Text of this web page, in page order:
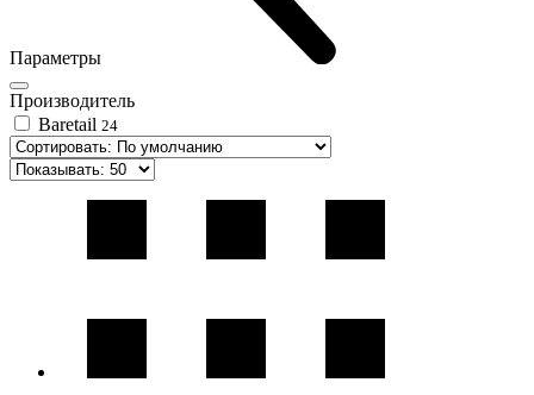
Параметры
Производитель
Baretail 24